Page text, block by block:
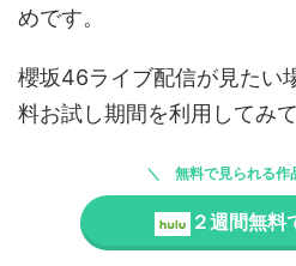
めです。
櫻坂46ライブ配信が見たい
料お試し期間を利用してみて
無料で見られる作
２週間無料